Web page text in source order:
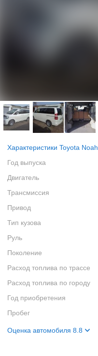
Характеристики Toyota Noah
Год выпуска
Двигатель
Трансмиссия
Привод
Тип кузова
Руль
Поколение
Расход топлива по трассе
Расход топлива по городу
Год приобретения
Пробег
Оценка автомобиля 8.8